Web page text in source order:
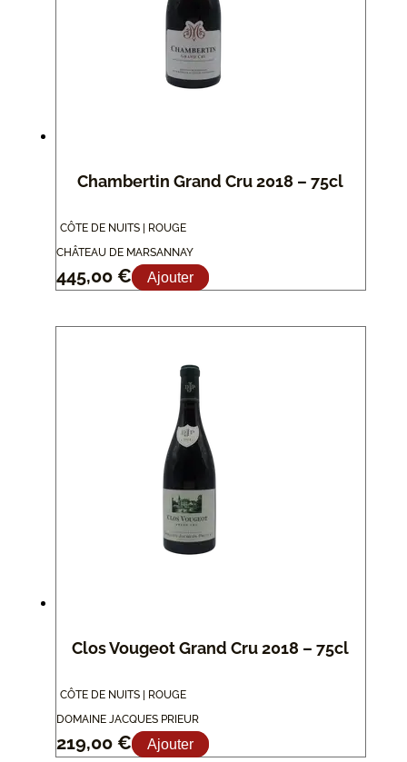
Chambertin Grand Cru 2018 – 75cl
CÔTE DE NUITS | ROUGE
CHÂTEAU DE MARSANNAY
445,00 € Ajouter
Clos Vougeot Grand Cru 2018 – 75cl
CÔTE DE NUITS | ROUGE
DOMAINE JACQUES PRIEUR
219,00 € Ajouter